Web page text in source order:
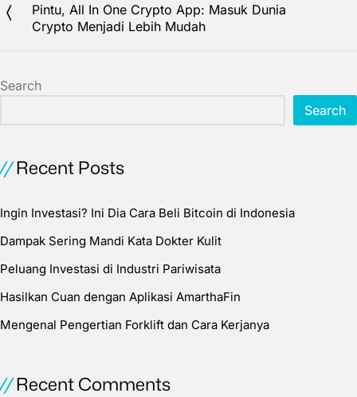
Pintu, All In One Crypto App: Masuk Dunia
Crypto Menjadi Lebih Mudah
Search
Search
Recent Posts
Ingin Investasi? Ini Dia Cara Beli Bitcoin di Indonesia
Dampak Sering Mandi Kata Dokter Kulit
Peluang Investasi di Industri Pariwisata
Hasilkan Cuan dengan Aplikasi AmarthaFin
Mengenal Pengertian Forklift dan Cara Kerjanya
Recent Comments